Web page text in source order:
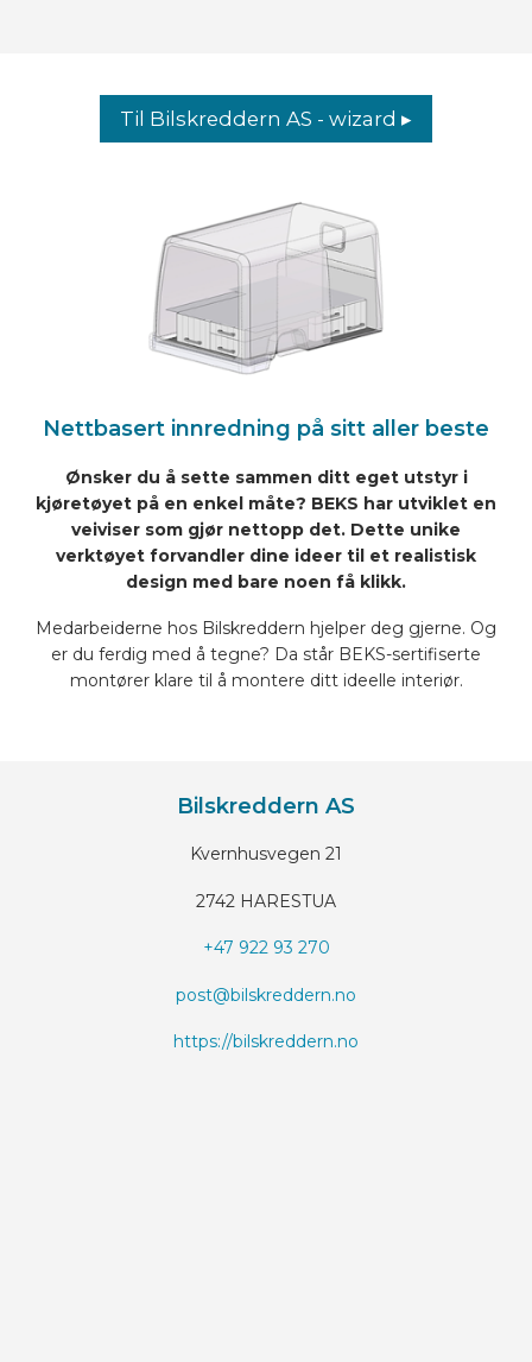
Til Bilskreddern AS - wizard ▸
Nettbasert innredning på sitt aller beste
Ønsker du å sette sammen ditt eget utstyr i
kjøretøyet på en enkel måte? BEKS har utviklet en
veiviser som gjør nettopp det. Dette unike
verktøyet forvandler dine ideer til et realistisk
design med bare noen få klikk.
Medarbeiderne hos Bilskreddern hjelper deg gjerne. Og
er du ferdig med å tegne? Da står BEKS-sertifiserte
montører klare til å montere ditt ideelle interiør.
Bilskreddern AS
Kvernhusvegen 21
2742 HARESTUA
+47 922 93 270
post@bilskreddern.no
https://bilskreddern.no